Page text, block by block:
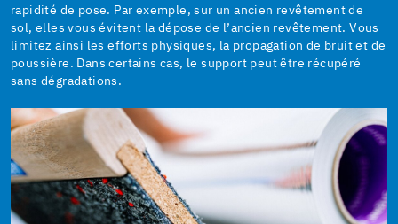
rapidité de pose. Par exemple, sur un ancien revêtement de
sol, elles vous évitent la dépose de l’ancien revêtement. Vous
limitez ainsi les efforts physiques, la propagation de bruit et de
poussière. Dans certains cas, le support peut être récupéré
sans dégradations.